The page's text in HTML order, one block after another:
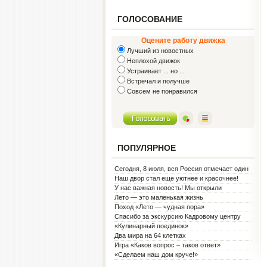
ГОЛОСОВАНИЕ
Оцените работу движка
Лучший из новостных
Неплохой движок
Устраивает ... но ...
Встречал и получше
Совсем не понравился
ПОПУЛЯРНОЕ
Сегодня, 8 июля, вся Россия отмечает один
из самых светлых праздников — День
семьи, любви и верности!
Наш двор стал еще уютнее и красочнее!
У нас важная новость! Мы открыли
Социальную гостиную.
Лето — это маленькая жизнь
Поход «Лето — чудная пора»
Спасибо за экскурсию Кадровому центру
«Кулинарный поединок»
Два мира на 64 клетках
Игра «Каков вопрос – таков ответ»
«Сделаем наш дом круче!»